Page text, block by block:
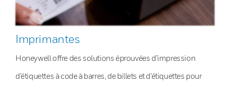
Imprimantes
Honeywell offre des solutions éprouvées d’impression
d’étiquettes à code à barres, de billets et d’étiquettes pour